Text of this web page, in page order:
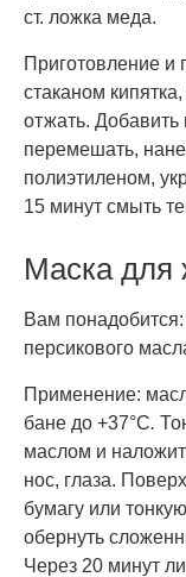
ст. ложка меда.
Приготовление и
стаканом
отжать.
перемешать,
полиэтиленом,
15 минут смыть
Маска для
Вам
персикового
Применение:
бане до +37°C.
маслом и
нос, глаза.
бумагу или
обернуть
Через 20 минут